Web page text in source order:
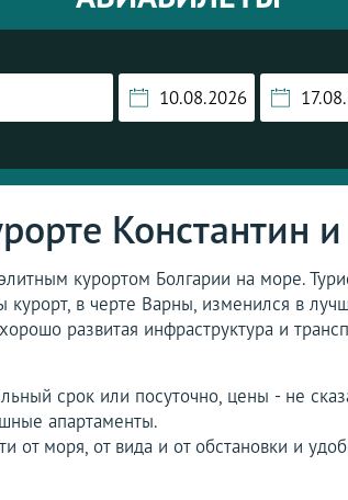
Константин
курортом Болгарии на море.
в черте Варны, изменился в
развитая инфраструктура и
срок или посуточно, цены - не
апартаменты.
от моря, от вида и от обстановки и